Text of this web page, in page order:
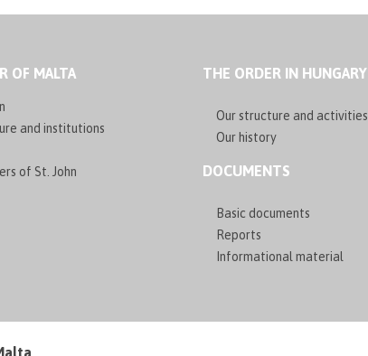
OF MALTA
and institutions
of St. John
THE ORDER IN HUNGARY
Our structure and activities
Our history
DOCUMENTS
Basic documents
Reports
Informational material